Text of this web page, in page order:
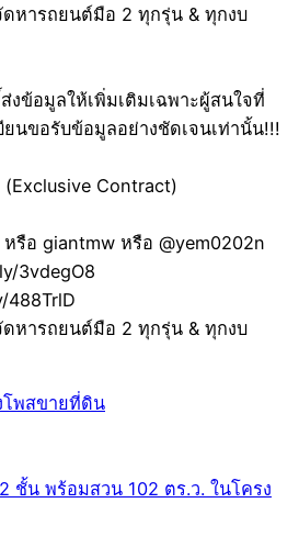
หารถยนต์มือ 2 ทุกรุ่น & ทุกงบ
งข้อมูลให้เพิ่มเติมเฉพาะผู้สนใจที่
นขอรับข้อมูลอย่างชัดเจนเท่านั้น!!!
Contract)
รือ giantmw หรือ @yem0202n
3vdegO8
488TrlD
หารถยนต์มือ 2 ทุกรุ่น & ทุกงบ
โพสขายที่ดิน
ชั้น พร้อมสวน 102 ตร.ว. ในโครง